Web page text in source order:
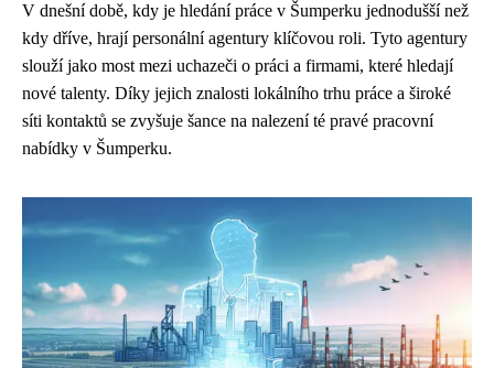
V dnešní době, kdy je hledání práce v Šumperku jednodušší než
kdy dříve, hrají personální agentury klíčovou roli. Tyto agentury
slouží jako most mezi uchazeči o práci a firmami, které hledají
nové talenty. Díky jejich znalosti lokálního trhu práce a široké
síti kontaktů se zvyšuje šance na nalezení té pravé pracovní
nabídky v Šumperku.